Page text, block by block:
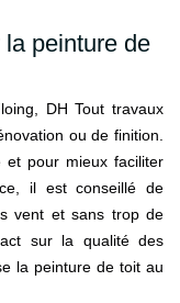
peinture de
DH Tout travaux
ou de finition.
pour mieux faciliter
il est conseillé de
vent et sans trop de
sur la qualité des
la peinture de toit au